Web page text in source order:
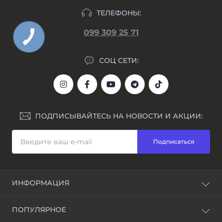
ТЕЛЕФОНЫ:
099 309 25 71
СОЦ СЕТИ:
ПОДПИСЫВАЙТЕСЬ НА НОВОСТИ И АКЦИИ:
Подписаться
ИНФОРМАЦИЯ
Awarder – бренд наручных часов
ПОПУЛЯРНОЕ